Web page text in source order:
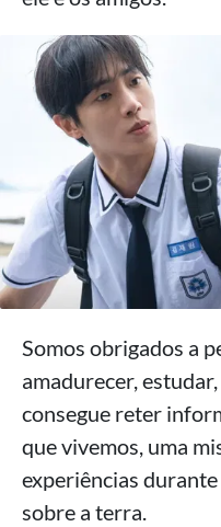
Somos obrigados a
amadurecer,
consegue reter
que vivemos, uma
experiências
sobre a terra.